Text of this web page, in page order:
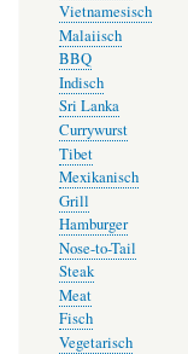
Vietnamesisch
Malaiisch
BBQ
Indisch
Sri Lanka
Currywurst
Tibet
Mexikanisch
Grill
Hamburger
Nose-to-Tail
Steak
Meat
Fisch
Vegetarisch